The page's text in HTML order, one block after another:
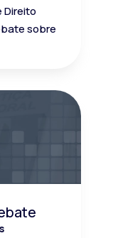
Direito
sobre